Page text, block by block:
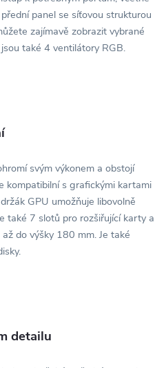
panel se síťovou strukturou
zajímavě zobrazit vybrané
také 4 ventilátory RGB.
svým výkonem a obstojí
kompatibilní s grafickými kartami
GPU umožňuje libovolně
také 7 slotů pro rozšiřující karty a
do výšky 180 mm. Je také
detailu